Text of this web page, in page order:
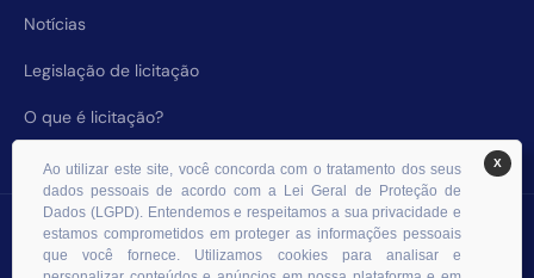
Notícias
Legislação de licitação
O que é licitação?
© 2026 RHS Licitações. Todos os direitos reservados.
X
Ao utilizar este site, você concorda com o tratamento dos seus
dados pessoais de acordo com a Lei Geral de Proteção de
Dados (LGPD). Entendemos e respeitamos a sua privacidade e
estamos comprometidos em proteger as informações pessoais
que você fornece. Utilizamos cookies para analisar e